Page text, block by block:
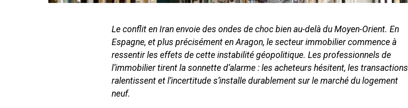
Le conflit en Iran envoie des ondes de choc bien au-delà du Moyen-Orient. En
Espagne, et plus précisément en Aragon, le secteur immobilier commence à
ressentir les effets de cette instabilité géopolitique. Les professionnels de
l’immobilier tirent la sonnette d’alarme : les acheteurs hésitent, les transactions
ralentissent et l’incertitude s’installe durablement sur le marché du logement
neuf.